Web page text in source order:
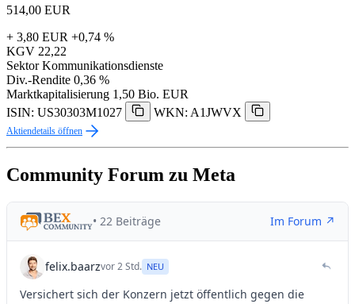
514,00 EUR
+ 3,80 EUR +0,74 %
KGV 22,22
Sektor Kommunikationsdienste
Div.-Rendite 0,36 %
Marktkapitalisierung 1,50 Bio. EUR
ISIN: US30303M1027
WKN: A1JWVX
Aktiendetails öffnen
Community Forum zu Meta